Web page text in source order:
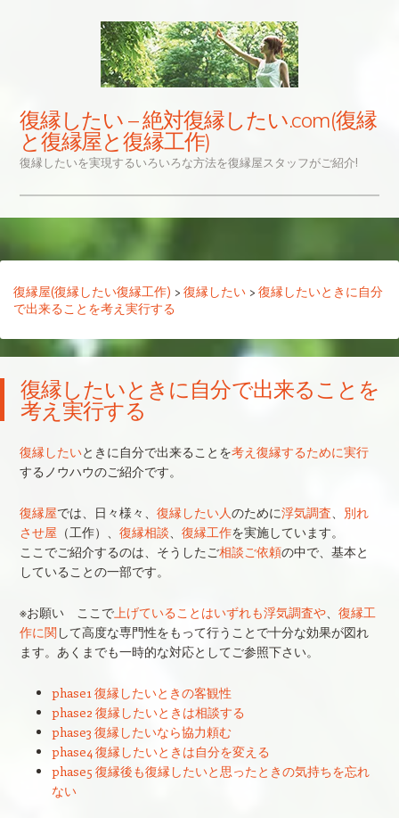
復縁したい – 絶対復縁したい.com(復縁
と復縁屋と復縁工作)
復縁したいを実現するいろいろな方法を復縁屋スタッフがご紹介!
復縁屋(復縁したい復縁工作) > 復縁したい > 復縁したいときに自分
で出来ることを考え実行する
復縁したいときに自分で出来ることを
考え実行する
復縁したいときに自分で出来ることを考え復縁するために実行
するノウハウのご紹介です。
復縁屋では、日々様々、 復縁したい人のために浮気調査、 別れ
させ屋 （工作）、 復縁相談、 復縁工作を実施しています。
ここでご紹介するのは、そうしたご相談ご依頼の中で、基本と
していることの一部です。
※お願い ここで上げていることはいずれも浮気調査や、 復縁工
作に関 して高度な専門性をもって行うことで十分な効果が図れ
ます。あくまでも一時的な対応としてご参照下さい。
phase1 復縁したいときの客観性
phase2 復縁したいときは相談する
phase3 復縁したいなら協力頼む
phase4 復縁したいときは自分を変える
phase5 復縁後も復縁したいと思ったときの気持ちを忘れ
ない